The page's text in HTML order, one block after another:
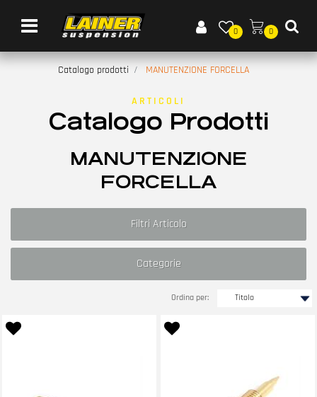
Open menu
0 0
Catalogo prodotti MANUTENZIONE FORCELLA
ARTICOLI
Catalogo Prodotti
MANUTENZIONE
FORCELLA
Filtri Articolo
Categorie
Ordina per: